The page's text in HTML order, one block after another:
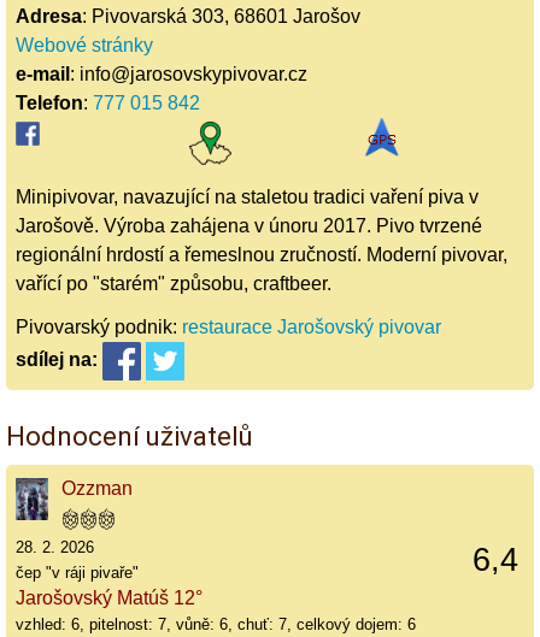
Adresa: Pivovarská 303, 68601 Jarošov
Webové stránky
e-mail : info@jarosovskypivovar.cz
Telefon: 777 015 842
Minipivovar, navazující na staletou tradici vaření piva v
Jarošově. Výroba zahájena v únoru 2017. Pivo tvrzené
regionální hrdostí a řemeslnou zručností. Moderní pivovar,
vařící po "starém" způsobu, craftbeer.
Pivovarský podnik: restaurace Jarošovský pivovar
sdílej na:
Hodnocení uživatelů
Ozzman
6,4
28. 2. 2026
čep "v ráji pivaře"
Jarošovský Matúš 12°
vzhled: 6, pitelnost: 7, vůně: 6, chuť: 7, celkový dojem: 6